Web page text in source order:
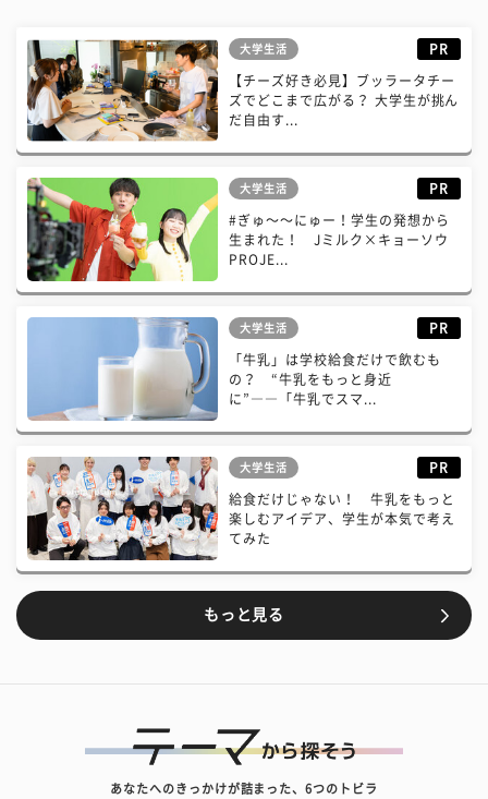
大学生活 PR
【チーズ好き必見】ブッラータチー
ズでどこまで広がる？ 大学生が挑ん
だ自由す...
大学生活 PR
#ぎゅ〜〜にゅー！学生の発想から
生まれた！ Jミルク×キョーソウ
PROJE...
大学生活 PR
「牛乳」は学校給食だけで飲むも
の？ “牛乳をもっと身近
に”――「牛乳でスマ...
大学生活 PR
給食だけじゃない！ 牛乳をもっと
楽しむアイデア、学生が本気で考え
てみた
もっと見る
あなたへのきっかけが詰まった、6つのトビラ